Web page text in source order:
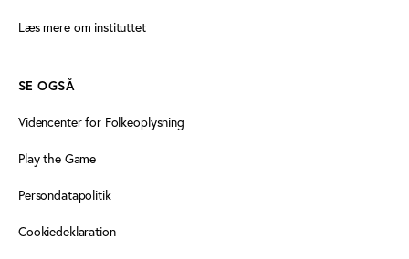
Læs mere om instituttet
SE OGSÅ
Videncenter for Folkeoplysning
Play the Game
Persondatapolitik
Cookiedeklaration